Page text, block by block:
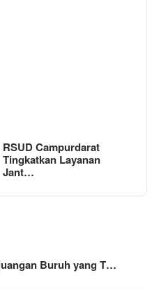
RSUD Campurdarat
Tingkatkan Layanan
Jant…
Buruh yang T…